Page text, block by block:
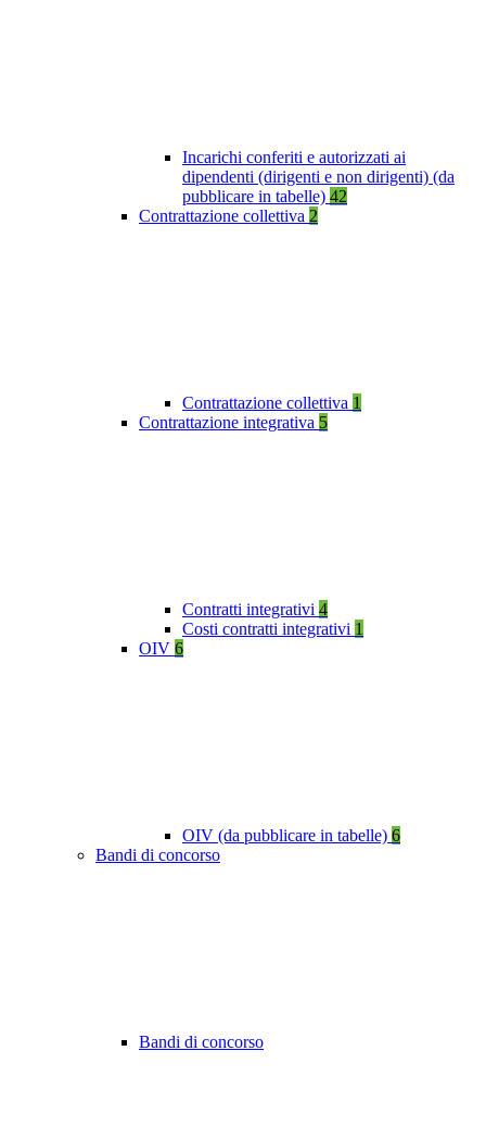
Incarichi conferiti e autorizzati ai
dipendenti (dirigenti e non dirigenti) (da
pubblicare in tabelle) 42
Contrattazione collettiva 2
Contrattazione collettiva 1
Contrattazione integrativa 5
Contratti integrativi 4
Costi contratti integrativi 1
OIV 6
OIV (da pubblicare in tabelle) 6
Bandi di concorso
Bandi di concorso